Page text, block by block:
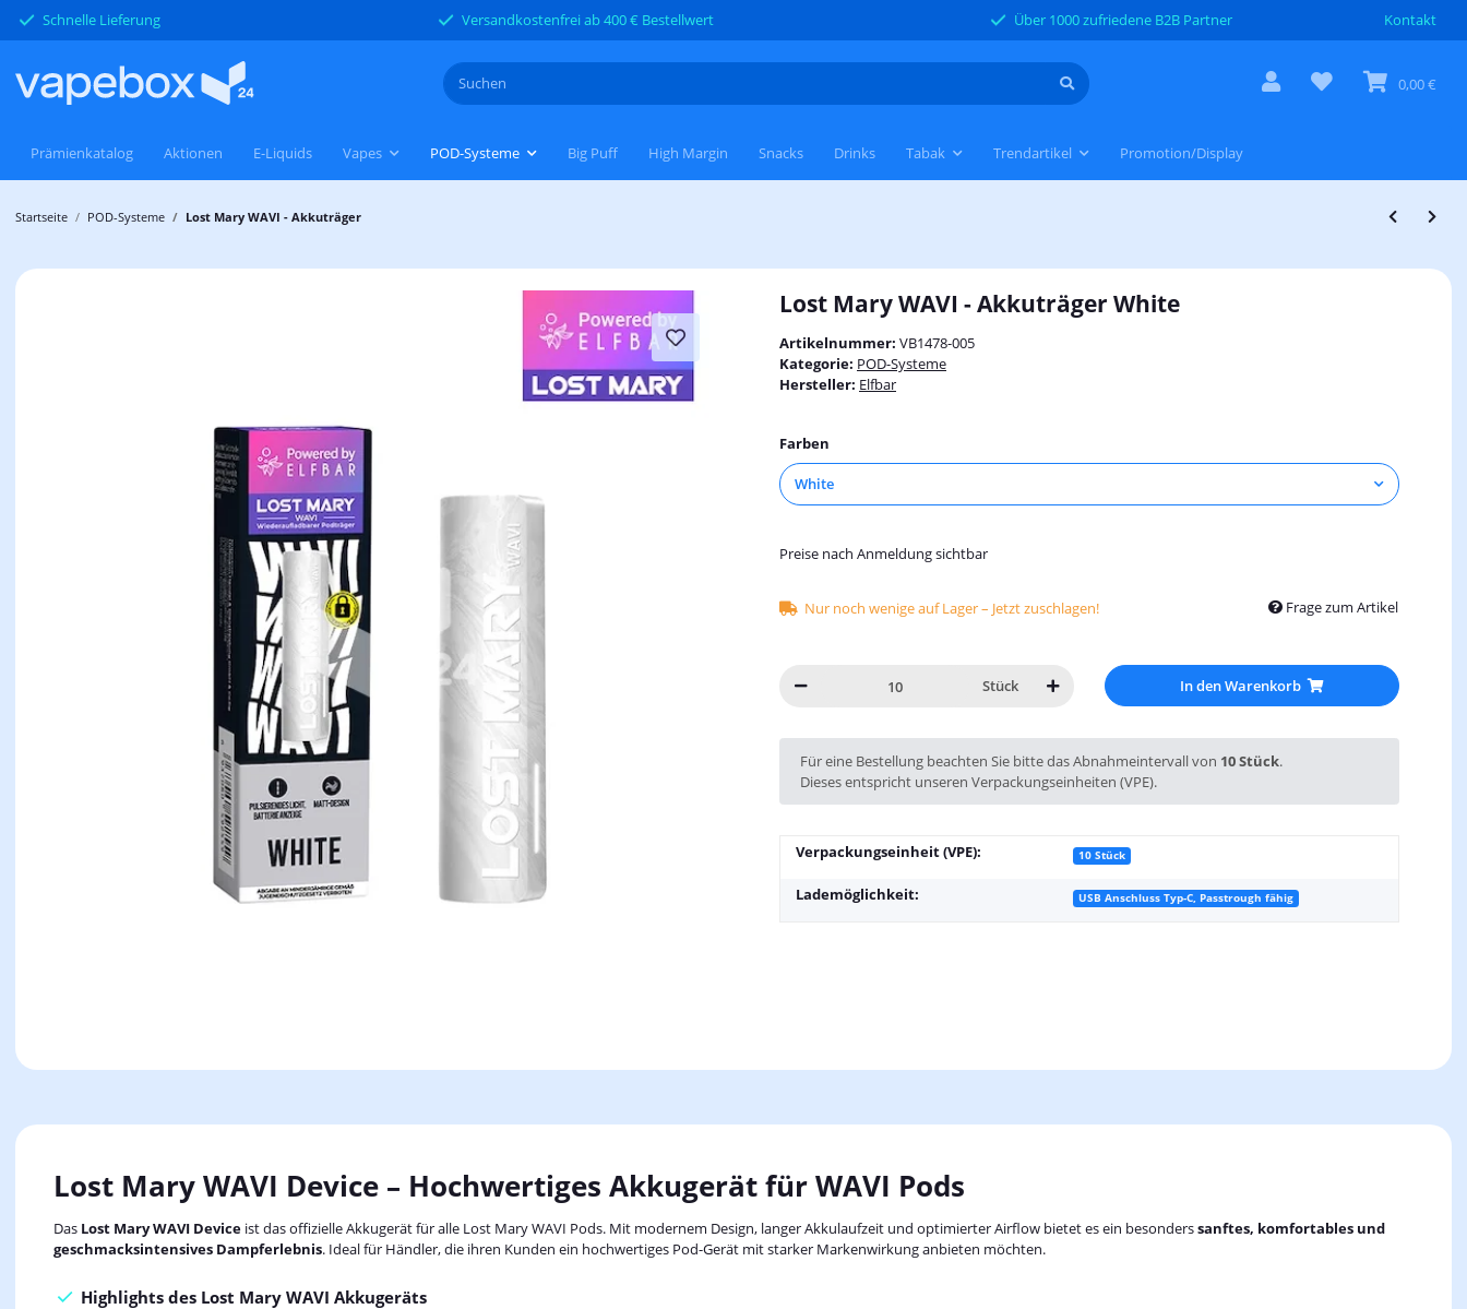
Kontakt
Schnelle Lieferung Versandkostenfrei ab 400 € Bestellwert Über 1000 zufriedene B2B Partner
0,00 €
Aktionen E-Liquids Vapes POD-Systeme Big Puff High Margin Snacks Drinks Tabak Trendartikel Promotion/Display
Prämienkatalog
Startseite POD-Systeme Lost Mary WAVI - Akkuträger
Lost Mary WAVI - Akkuträger White
Artikelnummer: VB1478-005
Kategorie: POD-Systeme
Hersteller: Elfbar
Farben
White
Preise nach Anmeldung sichtbar
Nur noch wenige auf Lager – Jetzt zuschlagen! Frage zum Artikel
Stück In den Warenkorb
x
Für eine Bestellung beachten Sie bitte das Abnahmeintervall von 10 Stück.
Dieses entspricht unseren Verpackungseinheiten (VPE).
Verpackungseinheit (VPE): 10 Stück
Lademöglichkeit: USB Anschluss Typ-C, Passtrough fähig
Lost Mary WAVI Device – Hochwertiges Akkugerät für WAVI Pods
Das Lost Mary WAVI Device ist das offizielle Akkugerät für alle Lost Mary WAVI Pods. Mit modernem Design, langer Akkulaufzeit und optimierter Airflow bietet es ein besonderssanftes, komfortables und
geschmacksintensives Dampferlebnis. Ideal für Händler, die ihren Kunden ein hochwertiges Pod-Gerät mit starker Markenwirkung anbieten möchten.
Highlights des Lost Mary WAVI Akkugeräts